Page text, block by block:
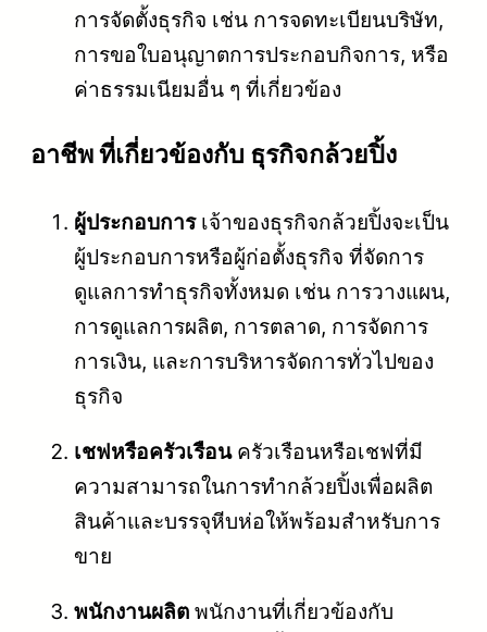
การจัดตั้งธุรกิจ เช่น การจดทะเบียนบริษัท,
การขอใบอนุญาตการประกอบกิจการ, หรือ
ค่าธรรมเนียมอื่น ๆ ที่เกี่ยวข้อง
อาชีพ ที่เกี่ยวข้องกับ ธุรกิจกล้วยปิ้ง
ผู้ประกอบการเจ้าของธุรกิจกล้วยปิ้งจะเป็น
ผู้ประกอบการหรือผู้ก่อตั้งธุรกิจ ที่จัดการ
ดูแลการทำธุรกิจทั้งหมด เช่น การวางแผน,
การดูแลการผลิต, การตลาด, การจัดการ
การเงิน, และการบริหารจัดการทั่วไปของ
ธุรกิจ
เชฟหรือครัวเรือนครัวเรือนหรือเชฟที่มี
ความสามารถในการทำกล้วยปิ้งเพื่อผลิต
สินค้าและบรรจุหีบห่อให้พร้อมสำหรับการ
ขาย
พนักงานผลิต พนักงานที่เกี่ยวข้องกับ